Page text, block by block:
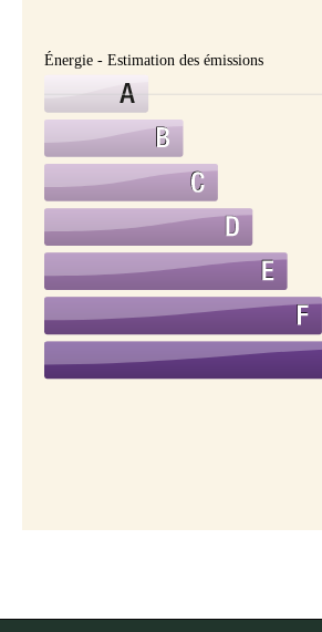
Énergie - Estimation des émissions